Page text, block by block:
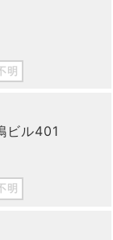
明
ビル401
明